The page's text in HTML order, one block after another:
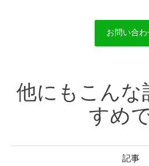
お問い合わ
他にもこんな
すめ
記事